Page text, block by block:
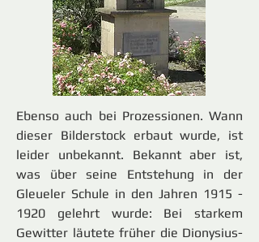
Ebenso auch bei Prozessionen. Wann
dieser Bilderstock erbaut wurde, ist
leider unbekannt. Bekannt aber ist,
was über seine Entstehung in der
Gleueler Schule in den Jahren 1915 -
1920 gelehrt wurde: Bei starkem
Gewitter läutete früher die Dionysius-